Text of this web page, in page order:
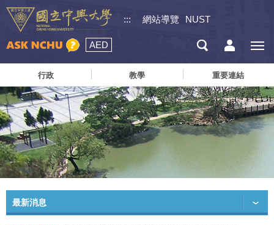
::: 網站導覽 NUST
AED
行政 教學 重要連結
最新消息